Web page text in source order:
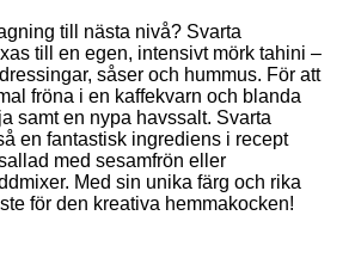
till nästa nivå? Svarta
till en egen, intensivt mörk tahini –
såser och hummus. För att
fröna i en kaffekvarn och blanda
samt en nypa havssalt. Svarta
en fantastisk ingrediens i recept
med sesamfrön eller
Med sin unika färg och rika
för den kreativa hemmakocken!